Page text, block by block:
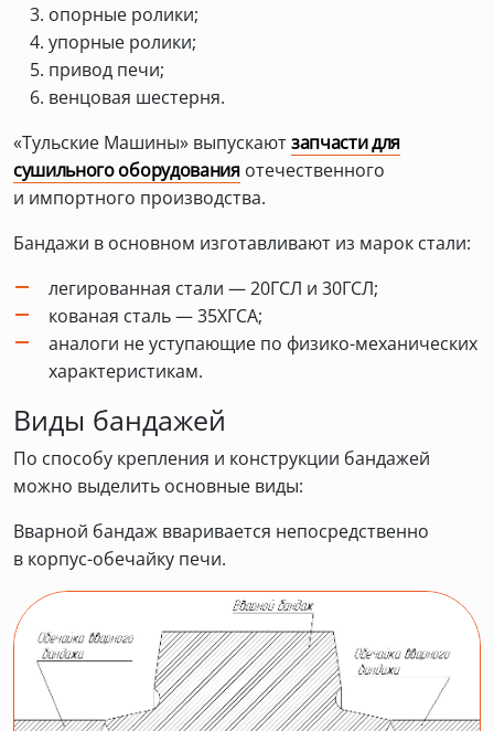
опорные ролики;
упорные ролики;
привод печи;
венцовая шестерня.
«Тульские Машины» выпускаютзапчасти для
сушильного оборудованияотечественного
и импортного производства.
Бандажи в основном изготавливают из марок стали:
легированная стали — 20ГСЛ и 30ГСЛ;
кованая сталь — 35ХГСА;
аналоги не уступающие по физико-механических
характеристикам.
Виды бандажей
По способу крепления и конструкции бандажей
можно выделить основные виды:
Вварной бандаж вваривается непосредственно
в корпус-обечайку печи.